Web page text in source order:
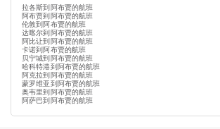
拉各斯到阿布贾的航班
阿布贾到阿布贾的航班
伦敦到阿布贾的航班
达喀尔到阿布贾的航班
阿比让到阿布贾的航班
卡诺到阿布贾的航班
贝宁城到阿布贾的航班
哈科特港到阿布贾的航班
阿克拉到阿布贾的航班
蒙罗维亚到阿布贾的航班
奥韦里到阿布贾的航班
阿萨巴到阿布贾的航班